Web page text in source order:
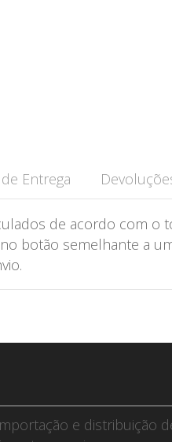
Entrega
de acordo com
botão semelhante a
e distribuição